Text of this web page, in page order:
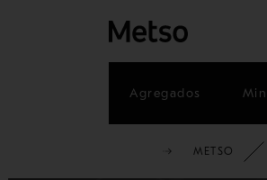
Agregados
METSO